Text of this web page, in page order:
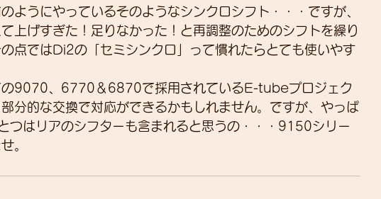
ようにやっているそのようなシンクロシフト・・・ですが、
上げすぎた！足りなかった！と再調整のためのシフトを繰り
点ではDi2の「セミシンクロ」って慣れたらとても使いやす
の9070、6770＆6870で採用されているE-tubeプロジェク
分的な交換で対応ができるかもしれません。ですが、やっぱ
つはリアのシフターも含まれると思うの・・・9150シリー
。